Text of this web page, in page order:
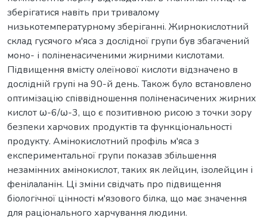
зберігатися навіть при тривалому
низькотемпературному зберіганні. Жирнокислотний
склад гусячого м'яса з дослідної групи був збагачений
моно- і поліненасиченими жирними кислотами.
Підвищення вмісту олеїнової кислоти відзначено в
дослідній групі на 90-й день. Також було встановлено
оптимізацію співвідношення поліненасичених жирних
кислот ω-6/ω-3, що є позитивною рисою з точки зору
безпеки харчових продуктів та функціональності
продукту. Амінокислотний профіль м'яса з
експериментальної групи показав збільшення
незамінних амінокислот, таких як лейцин, ізолейцин і
фенілаланін. Ці зміни свідчать про підвищення
біологічної цінності м'язового білка, що має значення
для раціонального харчування людини.